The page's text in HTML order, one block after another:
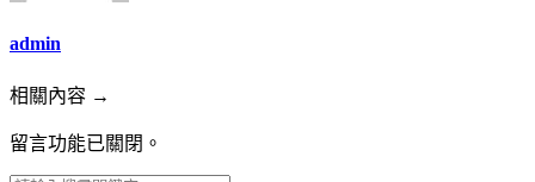
admin
相關內容 →
留言功能已關閉。